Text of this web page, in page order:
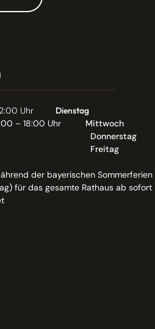
Uhr
Dienstag
– 18:00 Uhr
Mittwoch
Donnerstag
Freitag
der bayerischen Sommerferien
für das gesamte Rathaus ab sofort